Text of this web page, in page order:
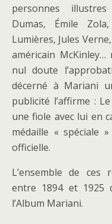
personnes
Dumas, Émile
Lumières, Jules
américain
nul doute
décerné à Mariani
publicité l’affirme :
une fiole avec lui en
médaille « spéciale
officielle.
L’ensemble de ces
entre 1894 et 1925
l’Album Mariani.